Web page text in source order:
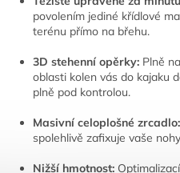
povolením jediné křídlové
terénu přímo na břehu.
3D stehenní opěrky: Plně
oblasti kolen vás do kajaku
plně pod kontrolou.
Masivní celoplošné zrcadlo:
spolehlivě zafixuje vaše
Nižší hmotnost: